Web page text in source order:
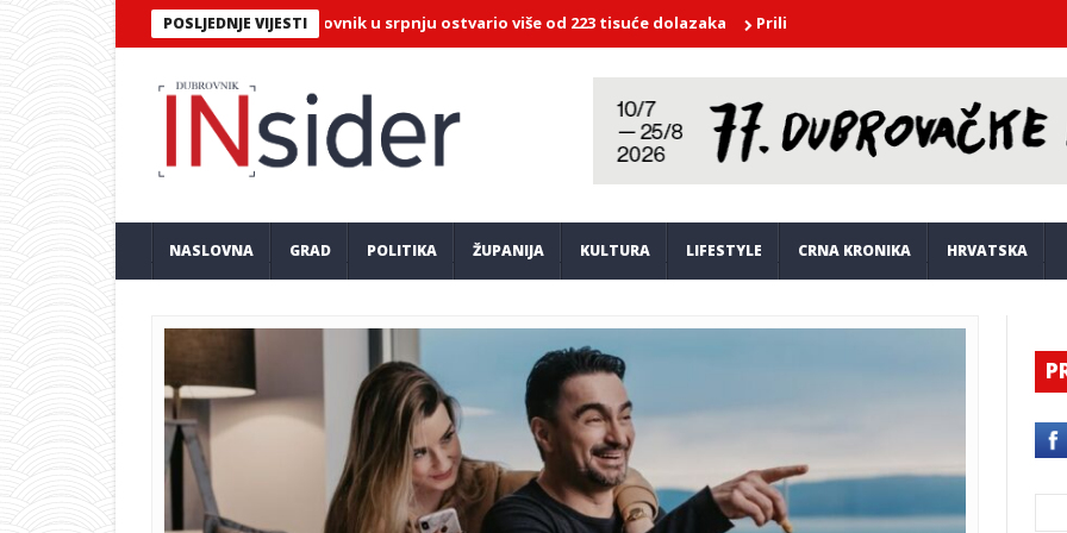
POSLJEDNJE VIJESTI
objavio turističke brojke: Dubrovnik u srpnju ostvario više od 223 tisuće dolazaka Prilika za poduzetnike u Dubrovniku: Otvoren
NASLOVNA GRAD POLITIKA ŽUPANIJA KULTURA LIFESTYLE CRNA KRONIKA HRVATSKA